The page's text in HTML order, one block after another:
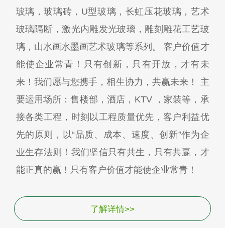
玻璃，玻璃砖，U型玻璃，长虹压花玻璃，艺术
玻璃隔断，激光内雕发光玻璃，雕刻雕花工艺玻
璃，山水画水墨画艺术玻璃等系列。 客户价值才
能使企业常青！只有创新，只有开放，才有未
来！我们愿与您携手，相生协力，共赢未来！ 主
要运用场所：售楼部，酒店，KTV ，家装等，承
接各类工程，时刻以工程质量优先，客户利益优
先的原则，以“品质、成本、速度、创新”作为企
业生存法则！我们坚信只有共生，只有共赢，才
能正真的赢！只有客户价值才能使企业常青！
了解详情>>